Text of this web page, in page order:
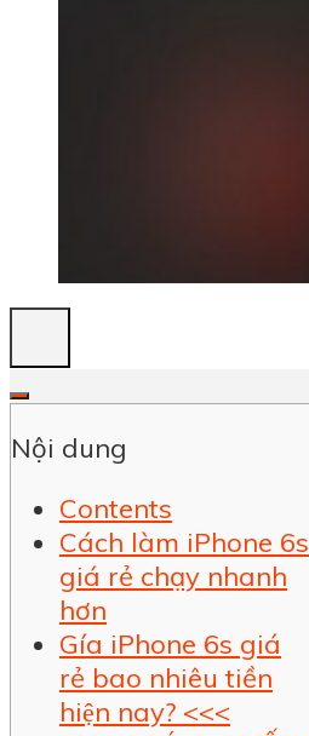
Nội dung
Contents
Cách làm iPhone 6s
giá rẻ chạy nhanh
hơn
Gía iPhone 6s giá
rẻ bao nhiêu tiền
hiện nay? <<<